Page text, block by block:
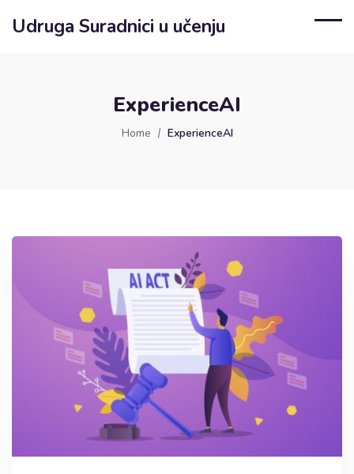
Udruga Suradnici u učenju
ExperienceAI
Home ExperienceAI